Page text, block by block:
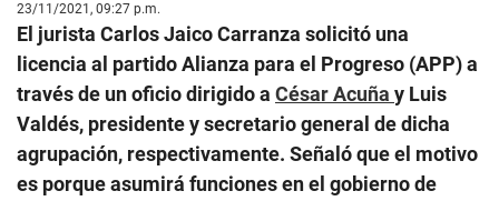
23/11/2021, 09:27 p.m.
El jurista Carlos Jaico Carranza solicitó una
licencia al partido Alianza para el Progreso (APP) a
través de un oficio dirigido a César Acuña y Luis
Valdés, presidente y secretario general de dicha
agrupación, respectivamente. Señaló que el motivo
es porque asumirá funciones en el gobierno de